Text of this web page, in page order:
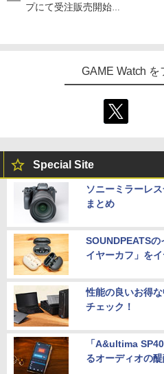
プにて受注販売開始
GAME Watch を
Special Site
ソニーミラーレ
まとめ
SOUNDPEATS
イヤーカフ」を
性能の良いお得
チェック！
「A&ultima
るオーディオの